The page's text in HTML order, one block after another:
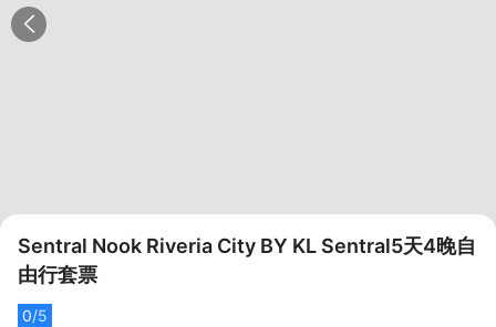
Sentral Nook Riveria City BY KL Sentral5天4晚自
由行套票
0/5